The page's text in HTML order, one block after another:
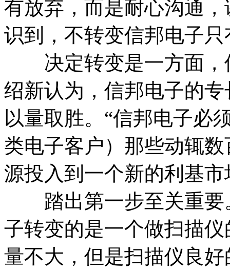
有放弃，而是耐心沟通
识到，不转变信邦电子
决定转变是一方面，
绍新认为，信邦电子的
以量取胜。“信邦电子必
类电子客户）那些动辄
源投入到一个新的利基市
踏出第一步至关重要
子转变的是一个做扫描
量不大，但是扫描仪良